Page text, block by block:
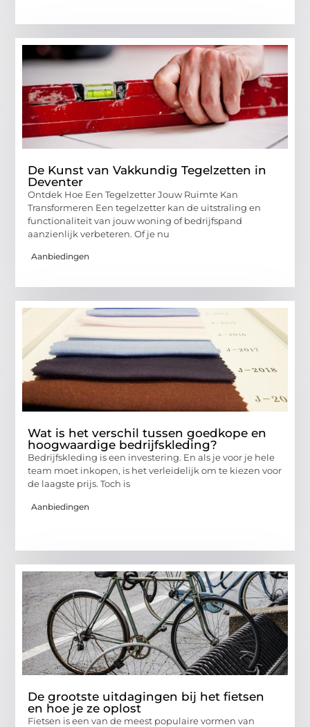
De Kunst van Vakkundig Tegelzetten in
Deventer
Ontdek Hoe Een Tegelzetter Jouw Ruimte Kan
Transformeren Een tegelzetter kan de uitstraling en
functionaliteit van jouw woning of bedrijfspand
aanzienlijk verbeteren. Of je nu
Aanbiedingen
Wat is het verschil tussen goedkope en
hoogwaardige bedrijfskleding?
Bedrijfskleding is een investering. En als je voor je hele
team moet inkopen, is het verleidelijk om te kiezen voor
de laagste prijs. Toch is
Aanbiedingen
De grootste uitdagingen bij het fietsen
en hoe je ze oplost
Fietsen is een van de meest populaire vormen van